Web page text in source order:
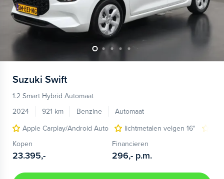
Suzuki Swift
1.2 Smart Hybrid Automaat
2024
921 km Benzine
Automaat
Apple Carplay/Android Auto
lichtmetalen velgen 16"
Kopen
23.395,-
Financieren
296,- p.m.